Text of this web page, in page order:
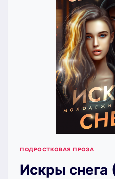
ПОДРОСТКОВАЯ ПРОЗА
Искры снега